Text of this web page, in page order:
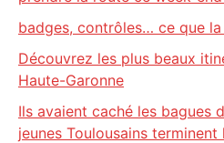
badges, contrôles… ce que
Découvrez les plus beaux
Haute-Garonne
Ils avaient caché les bagues
jeunes Toulousains